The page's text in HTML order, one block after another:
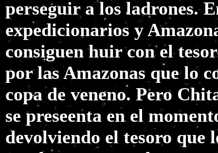
perseguir a los ladrones.
expedicionarios y
consiguen huir con el
por las Amazonas que lo
copa de veneno. Pero
se preseenta en el
devolviendo el tesoro que